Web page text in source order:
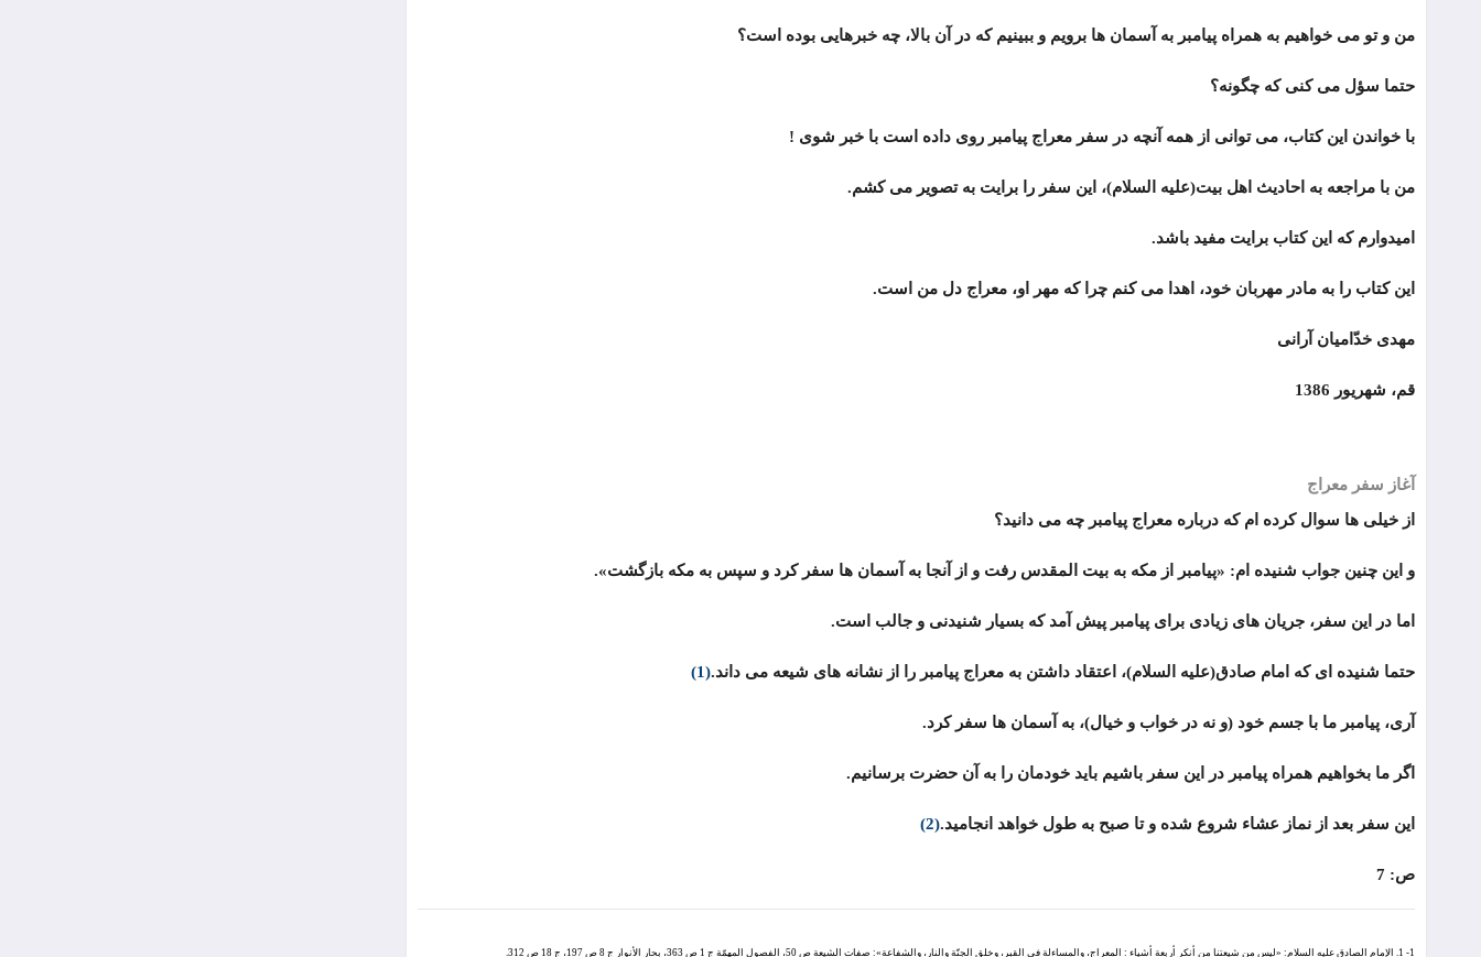
من و تو می خواهیم به همراه پیامبر به آسمان ها برویم و ببینیم که در آن بالا، چه خبرهایی بوده است؟
حتما سؤل می کنی که چگونه؟
با خواندن این کتاب، می توانی از همه آنچه در سفر معراج پیامبر روی داده است با خبر شوی !
من با مراجعه به احادیث اهل بیت(علیه السلام)، این سفر را برایت به تصویر می کشم.
امیدوارم که این کتاب برایت مفید باشد.
این کتاب را به مادر مهربان خود، اهدا می کنم چرا که مهر او، معراج دل من است.
مهدی خدّامیان آرانی
قم، شهریور 1386
آغاز سفر معراج
از خیلی ها سوال کرده ام که درباره معراج پیامبر چه می دانید؟
و این چنین جواب شنیده ام: «پیامبر از مکه به بیت المقدس رفت و از آنجا به آسمان ها سفر کرد و سپس به مکه بازگشت».
اما در این سفر، جریان های زیادی برای پیامبر پیش آمد که بسیار شنیدنی و جالب است.
حتما شنیده ای که امام صادق(علیه السلام)، اعتقاد داشتن به معراج پیامبر را از نشانه های شیعه می داند.(1)
آری، پیامبر ما با جسم خود (و نه در خواب و خیال)، به آسمان ها سفر کرد.
اگر ما بخواهیم همراه پیامبر در این سفر باشیم باید خودمان را به آن حضرت برسانیم.
این سفر بعد از نماز عشاء شروع شده و تا صبح به طول خواهد انجامید.(2)
ص: 7
1- 1. الإمام الصادق علیه السلام: «لیس من شیعتنا من أنکر أربعة أشیاء : المعراج، والمساءلة فی القبر، وخلق الجنّة والنار، والشفاعة»: صفات الشیعة ص 50، الفصول المهمّة ج 1 ص 363، بحار الأنوار ج 8 ص 197، ج 18 ص 312.